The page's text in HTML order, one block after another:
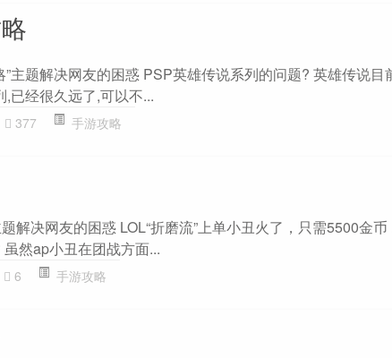
主题解决网友的困惑 PSP英雄传说系列的问题? 英雄传说目
已经很久远了,可以不...
377 手游攻略
解决网友的困惑 LOL“折磨流”上单小丑火了，只需5500金
然ap小丑在团战方面...
6 手游攻略